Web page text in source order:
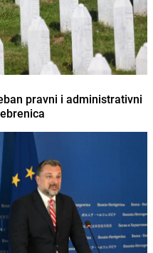
pravni i administrativni